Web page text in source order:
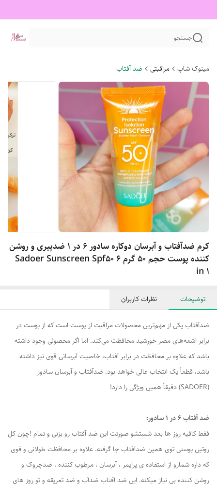
جستجو
مینوک شاپ مراقبتی ضد آفتاب
کرم ضدآفتاب و آبرسان دوکاره سادور ۶ در ۱ ضدپیری و روشن
کننده پوست حجم ۵۰ گرم Sadoer Sunscreen Spf50 6
in 1
توضیحات نظرات کاربران
ضدآفتاب یکی از مهم‌ترین محصولات مراقبت از پوست است که از پوست در
برابر اشعه‌های مضر خورشید محافظت می‌کند. اما اگر محصولی وجود داشته
باشد که علاوه بر محافظت در برابر آفتاب، خاصیت آبرسانی قوی نیز داشته
باشد، قطعاً یک انتخاب عالی خواهد بود. ضدآفتاب و آبرسان سادور
(SADOER) دقیقاً همین ویژگی را دارد!
ضد آفتاب ۶ در ۱ سادور:
فقط کافیه روز ها بعد شستشو صورتت این ضد آفتاب رو بزنی و تمام !چون کل
روتین پوستی توی همین ضدآفتاب جا گرفته. علاوه بر محافظت طولانی و قوی
که داره شمارو از استفاده ی پرایمر ، آبرسان ، مرطوب کننده ، ضدچروک و
روشن کننده بی نیاز میکنه. این ضد آفتاب ضدآب و ضد تعریقه و تو ر‌وز های